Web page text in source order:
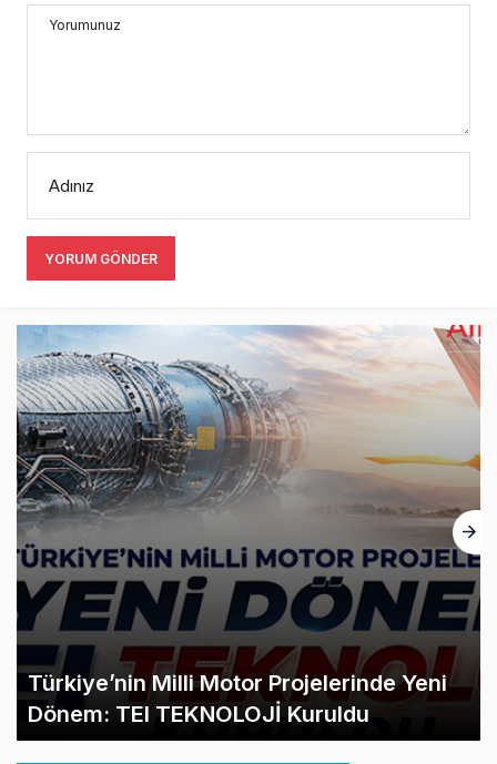
Yorumunuz
Adınız
YORUM GÖNDER
SunExpress Günlük Yolcu Rekorunu 72
Bin 340’a Çıkardı